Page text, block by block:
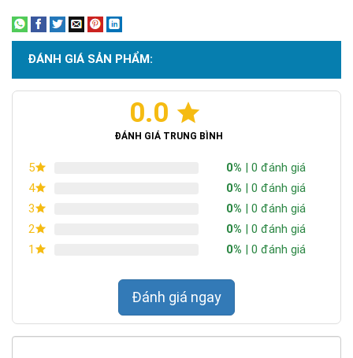
ĐÁNH GIÁ SẢN PHẨM:
0.0
ĐÁNH GIÁ TRUNG BÌNH
5 0% | 0 đánh giá
4
0% | 0 đánh giá
3
0% | 0 đánh giá
2
0% | 0 đánh giá
1
0% | 0 đánh giá
Đánh giá ngay